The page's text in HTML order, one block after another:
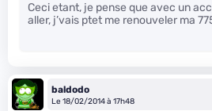
Ceci etant, je pense que avec un
aller, j’vais ptet me renouveler ma
baldodo
Le 18/02/2014 à 17h48